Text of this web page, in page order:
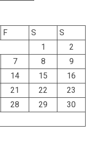
F S
S
1
2
7 8
9
14 15
16
21 22
23
28 29
30